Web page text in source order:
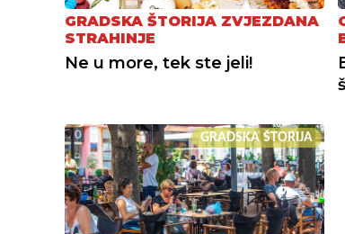
GRADSKA ŠTORIJA ZVJEZDANA
STRAHINJE
Ne u more, tek ste jeli!
GRADSKA ŠTORIJA